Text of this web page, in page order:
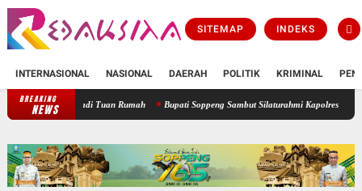
SITEMAP INDEKS
INTERNASIONAL NASIONAL DAERAH POLITIK KRIMINAL
BREAKING
NEWS
TWA Lejja Jadi Tuan Rumah Bupati Soppeng Sambut Silaturahmi Kapolres, Perkuat